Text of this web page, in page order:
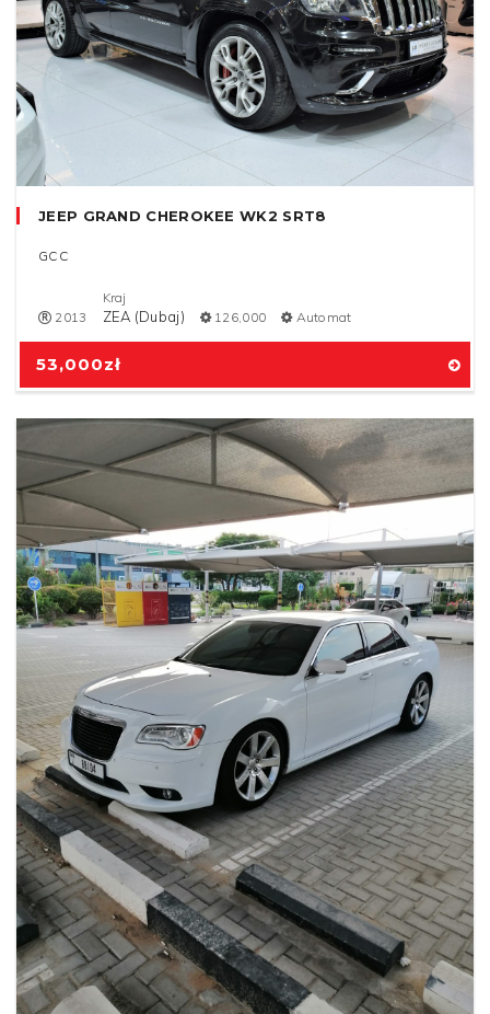
53,000zł
JEEP GRAND CHEROKEE WK2 SRT8
GCC
2013
Kraj
ZEA (Dubaj) 126,000 Automat